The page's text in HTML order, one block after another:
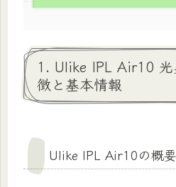
1. Ulike IPL Air10
徴と基本情報
Ulike IPL Air10の概要